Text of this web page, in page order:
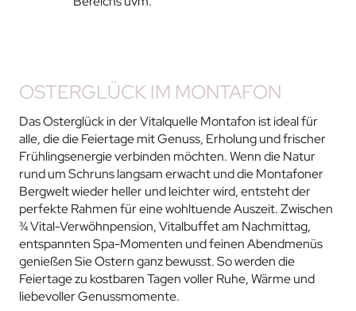
OSTERGLÜCK IM MONTAFON
Das Osterglück in der Vitalquelle Montafon ist ideal für
alle, die die Feiertage mit Genuss, Erholung und frischer
Frühlingsenergie verbinden möchten. Wenn die Natur
rund um Schruns langsam erwacht und die Montafoner
Bergwelt wieder heller und leichter wird, entsteht der
perfekte Rahmen für eine wohltuende Auszeit. Zwischen
¾ Vital-Verwöhnpension, Vitalbuffet am Nachmittag,
entspannten Spa-Momenten und feinen Abendmenüs
genießen Sie Ostern ganz bewusst. So werden die
Feiertage zu kostbaren Tagen voller Ruhe, Wärme und
liebevoller Genussmomente.